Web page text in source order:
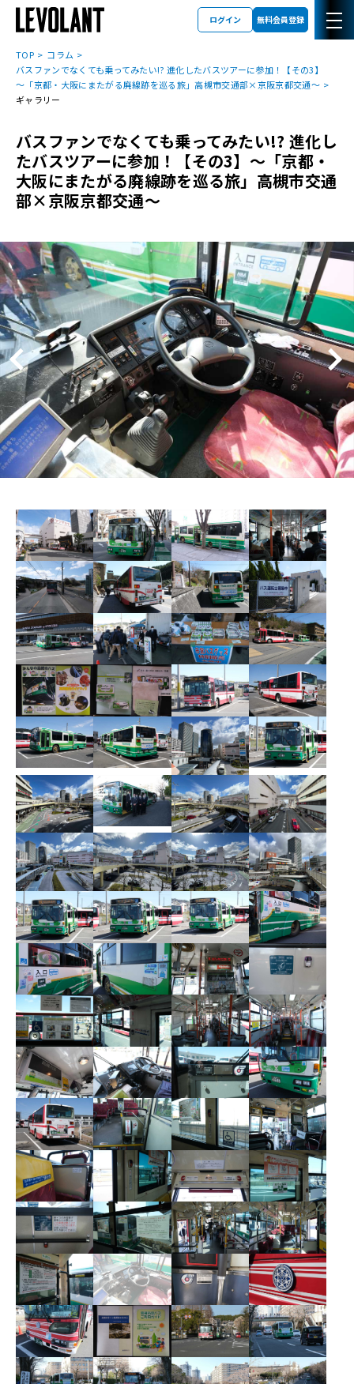
ログイン 無料会員登録
TOP
コラム
バスファンでなくても乗ってみたい!? 進化したバスツアーに参加！【その3】
～「京都・大阪にまたがる廃線跡を巡る旅」高槻市交通部×京阪京都交通～
ギャラリー
バスファンでなくても乗ってみたい!? 進化し
たバスツアーに参加！【その3】～「京都・
大阪にまたがる廃線跡を巡る旅」高槻市交通
部×京阪京都交通～